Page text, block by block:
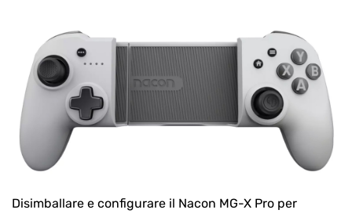
Disimballare e configurare il Nacon MG-X Pro per